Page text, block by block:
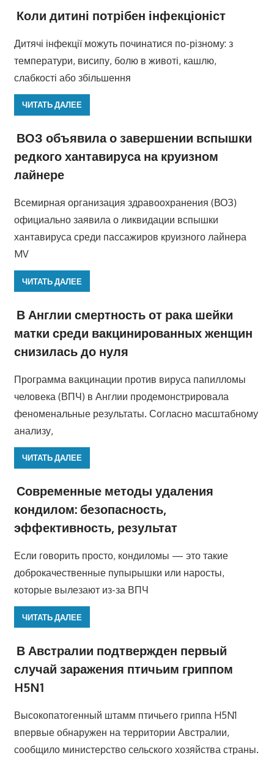
Коли дитині потрібен інфекціоніст
Дитячі інфекції можуть починатися по-різному: з
температури, висипу, болю в животі, кашлю,
слабкості або збільшення
ЧИТАТЬ ДАЛЕЕ
ВОЗ объявила о завершении вспышки
редкого хантавируса на круизном
лайнере
Всемирная организация здравоохранения (ВОЗ)
официально заявила о ликвидации вспышки
хантавируса среди пассажиров круизного лайнера
MV
ЧИТАТЬ ДАЛЕЕ
В Англии смертность от рака шейки
матки среди вакцинированных женщин
снизилась до нуля
Программа вакцинации против вируса папилломы
человека (ВПЧ) в Англии продемонстрировала
феноменальные результаты. Согласно масштабному
анализу,
ЧИТАТЬ ДАЛЕЕ
Современные методы удаления
кондилом: безопасность,
эффективность, результат
Если говорить просто, кондиломы — это такие
доброкачественные пупырышки или наросты,
которые вылезают из-за ВПЧ
ЧИТАТЬ ДАЛЕЕ
В Австралии подтвержден первый
случай заражения птичьим гриппом
H5N1
Высокопатогенный штамм птичьего гриппа H5N1
впервые обнаружен на территории Австралии,
сообщило министерство сельского хозяйства страны.